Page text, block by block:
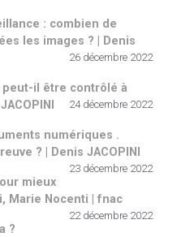
: combien de
les images ? | Denis
26 décembre 2022
peut-il être contrôlé à
24 décembre 2022
numériques .
? | Denis JACOPINI
23 décembre 2022
mieux
Marie Nocenti | fnac
22 décembre 2022
?